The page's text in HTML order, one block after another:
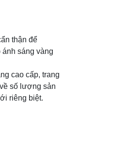
thận để
sáng vàng
cao cấp, trang
số lượng sản
riêng biệt.